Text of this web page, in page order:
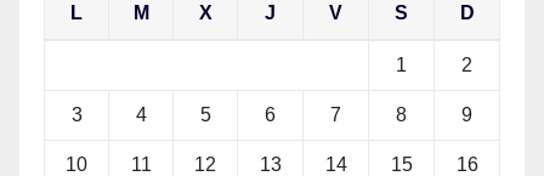
L M X J V S D
1 2
3 4 5 6 7 8 9
10 11 12 13 14 15 16